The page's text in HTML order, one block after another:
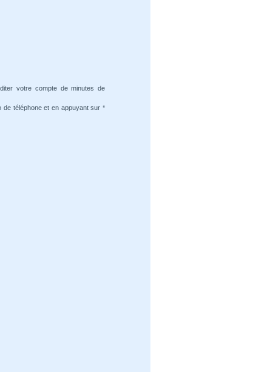
votre compte de minutes de
téléphone et en appuyant sur *